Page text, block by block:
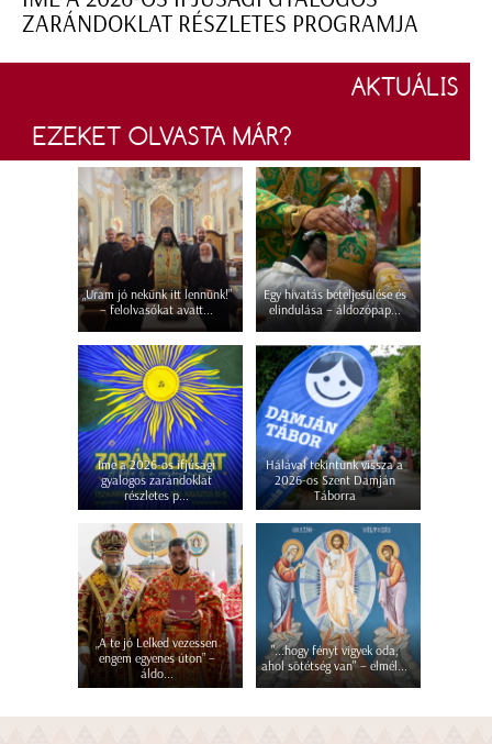
ZARÁNDOKLAT RÉSZLETES PROGRAMJA
AKTUÁLIS
EZEKET OLVASTA MÁR?
„Uram jó nekünk itt lennünk!”
– felolvasókat avatt...
Egy hivatás beteljesülése és
elindulása – áldozópap...
Íme a 2026-os ifjúsági
gyalogos zarándoklat
részletes p...
Hálával tekintünk vissza a
2026-os Szent Damján
Táborra
„A te jó Lelked vezessen
engem egyenes úton” –
áldo...
"...hogy fényt vigyek oda,
ahol sötétség van" – elmél...